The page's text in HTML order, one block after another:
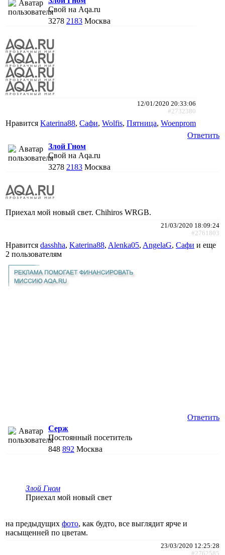
Свой на Aqa.ru
3278 2183 Москва
12/01/2020 20:33:06
#2732380
Нравится Katerina88, Сафи, Wolfis, Пятница, Woenprom
Ответить
Злой Гном
Свой на Aqa.ru
3278 2183 Москва
Приехал мой новый свет. Chihiros WRGB.
21/03/2020 18:09:24
#2761803
Нравится dasshha, Katerina88, Alenka05, AngelaG, Сафи и еще
2 пользователям
Ответить
Cepж
Постоянный посетитель
848 892 Москва
Злой Гном
Приехал мой новый свет
на предыдущих фото, как будто, все выглядит ярче и
насыщенней по цветам.
23/03/2020 12:25:28
#2762585